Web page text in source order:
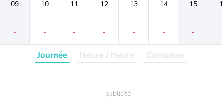
09
-
-
10
-
-
11
-
-
12
-
-
13
-
-
14
-
-
15
-
-
Journée Heure / Heure Comparer